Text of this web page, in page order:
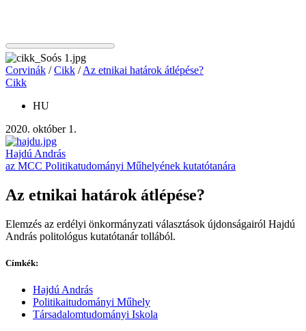
Corvinák /Cikk /Az etnikai határok átlépése?
Cikk
HU
2020. október 1.
Hajdú András
az MCC Politikatudományi Műhelyének kutatótanára
Az etnikai határok átlépése?
Elemzés az erdélyi önkormányzati választások újdonságairól Hajdú
András politológus kutatótanár tollából.
Címkék:
Hajdú András
Politikaitudományi Műhely
Társadalomtudományi Iskola